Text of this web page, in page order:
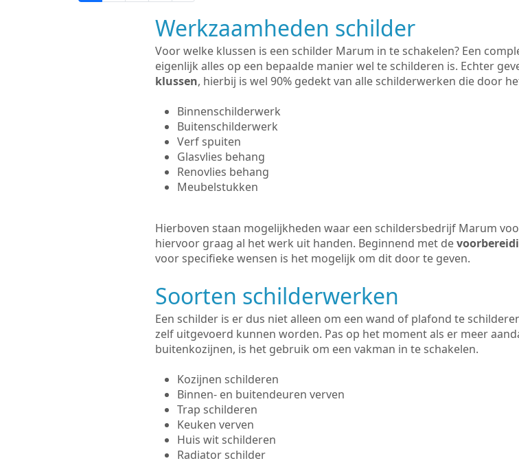
Werkzaamheden schilder
Voor welke klussen is een schilder Marum in te schakelen? Een
eigenlijk alles op een bepaalde manier wel te schilderen is. Echter
klussen, hierbij is wel 90% gedekt van alle schilderwerken die door
Binnenschilderwerk
Buitenschilderwerk
Verf spuiten
Glasvlies behang
Renovlies behang
Meubelstukken
Hierboven staan mogelijkheden waar een schildersbedrijf Marum
hiervoor graag al het werk uit handen. Beginnend met de
voor specifieke wensen is het mogelijk om dit door te geven.
Soorten schilderwerken
Een schilder is er dus niet alleen om een wand of plafond te
zelf uitgevoerd kunnen worden. Pas op het moment als er meer
buitenkozijnen, is het gebruik om een vakman in te schakelen.
Kozijnen schilderen
Binnen- en buitendeuren verven
Trap schilderen
Keuken verven
Huis wit schilderen
Radiator schilder